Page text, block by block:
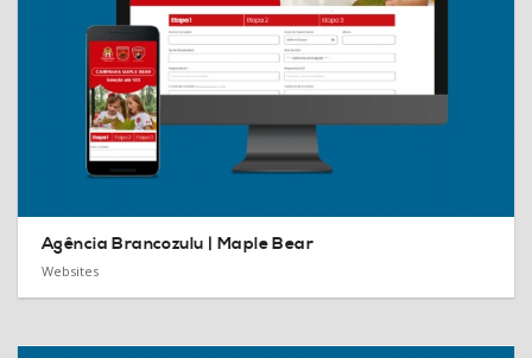
Agência Brancozulu | Maple Bear
Websites